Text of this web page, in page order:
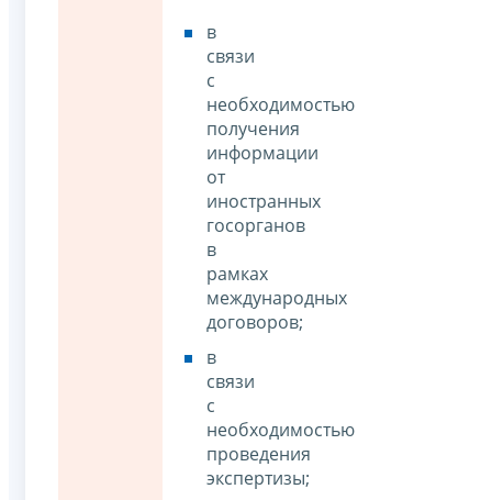
в
связи
с
необходимостью
получения
информации
от
иностранных
госорганов
в
рамках
международных
договоров;
в
связи
с
необходимостью
проведения
экспертизы;